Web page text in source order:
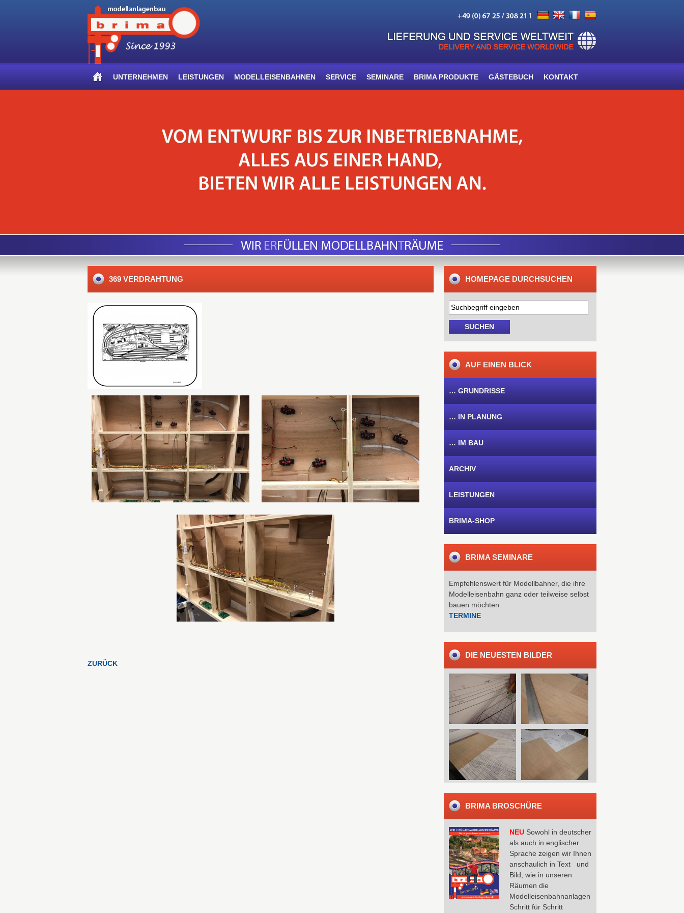
UNTERNEHMEN LEISTUNGEN MODELLEISENBAHNEN SERVICE SEMINARE BRIMA PRODUKTE GÄSTEBUCH KONTAKT
369 VERDRAHTUNG
ZURÜCK
HOMEPAGE DURCHSUCHEN
AUF EINEN BLICK
… GRUNDRISSE
… IN PLANUNG
… IM BAU
ARCHIV
LEISTUNGEN
BRIMA-SHOP
BRIMA SEMINARE
Empfehlenswert für Modellbahner, die ihre
Modelleisenbahn ganz oder teilweise selbst
bauen möchten.
TERMINE
DIE NEUESTEN BILDER
BRIMA BROSCHÜRE
NEU Sowohl in deutscher
als auch in englischer
Sprache zeigen wir Ihnen
anschaulich in Text und
Bild, wie in unseren
Räumen die
Modelleisenbahnanlagen
Schritt für Schritt